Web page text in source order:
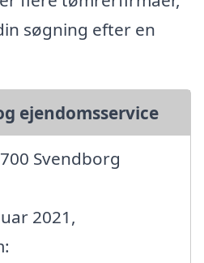
søgning efter en
ejendomsservice
Svendborg
2021,